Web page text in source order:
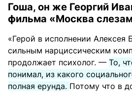
Гоша, он же Георгий
фильма «Москва
«Герой в исполнении Алексея
сильным нарциссическим
продолжает психолог. — То,
понимал, из какого
полная ерунда. Потому что в